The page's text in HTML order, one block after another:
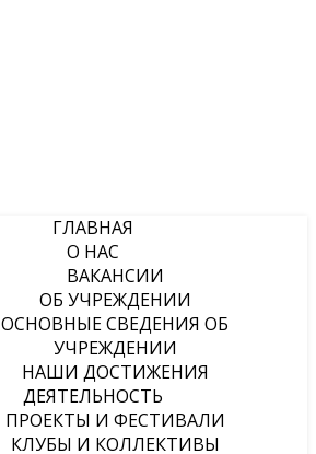
ГЛАВНАЯ
О НАС
ВАКАНСИИ
ОБ УЧРЕЖДЕНИИ
ОСНОВНЫЕ СВЕДЕНИЯ ОБ
УЧРЕЖДЕНИИ
НАШИ ДОСТИЖЕНИЯ
ДЕЯТЕЛЬНОСТЬ
ПРОЕКТЫ И ФЕСТИВАЛИ
КЛУБЫ И КОЛЛЕКТИВЫ